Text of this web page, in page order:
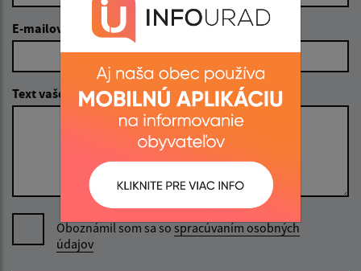
E-mailová adresa (povinné)
Text vašej správy (povinné)
Oboznámil som sa so spracúvaním osobných
údajov